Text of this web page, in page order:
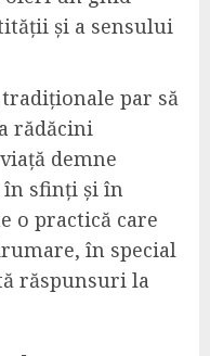
și a sensului
par să
rădăcini
demne
în sfinți și în
o practică care
în special
răspunsuri la